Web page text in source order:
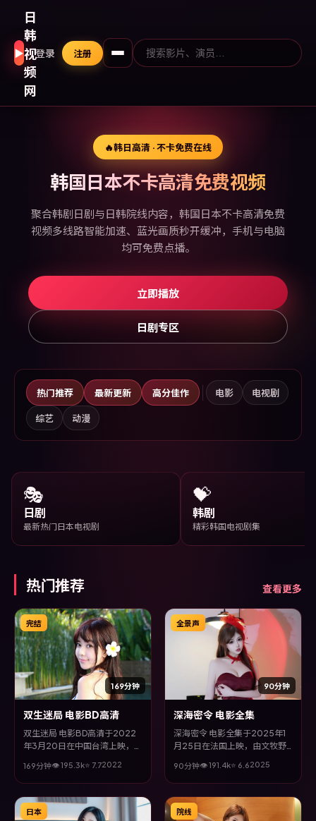
▶
日
韩
视
频
网
登录 注册
🔥韩日高清 · 不卡免费在线
韩国日本不卡高清免费视频
聚合韩剧日剧与日韩院线内容，韩国日本不卡高清免费
视频多线路智能加速、蓝光画质秒开缓冲，手机与电脑
均可免费点播。
立即播放
日剧专区
热门推荐 最新更新 高分佳作 电影 电视剧
综艺 动漫
🎭
日剧
最新热门日本电视剧
💝
韩剧
精彩韩国电视剧集
热门推荐 查看更多
169分钟
完结
双生迷局 电影BD高清
双生迷局 电影BD高清于2022
年3月20日在中国台湾上映，由
腾、廖凡等主演。全片以冒险类
型为主线，视听语言大胆实验，
配乐与场面调度为全片情绪推波
助澜。
169分钟👁195.3k⭐ 7.72022
90分钟
全景声
深海密令 电影全集
深海密令 电影全集于2025年1
月25日在法国上映，由文牧野
黄渤等主演。全片以奇幻类型为
主线，在时代洪流与个体抉择之
间，故事层层推进，节奏紧凑而
不失细腻。
90分钟👁191.4k⭐ 6.62025
日本 院线